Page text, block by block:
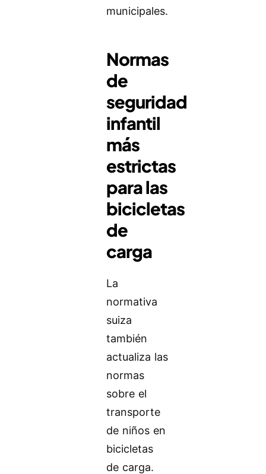
municipales.
Normas
de
seguridad
infantil
más
estrictas
para las
bicicletas
de
carga
La
normativa
suiza
también
actualiza las
normas
sobre el
transporte
de niños en
bicicletas
de carga.